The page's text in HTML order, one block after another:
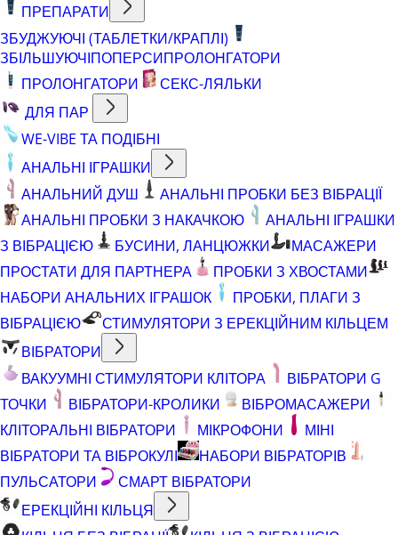
ПРЕПАРАТИ
ЗБУДЖУЮЧІ (ТАБЛЕТКИ/КРАПЛІ)
ЗБІЛЬШУЮЧІПОПЕРСИПРОЛОНГАТОРИ
ПРОЛОНГАТОРИ
СЕКС-ЛЯЛЬКИ
ДЛЯ ПАР
WE-VIBE ТА ПОДІБНІ
АНАЛЬНІ ІГРАШКИ
АНАЛЬНИЙ ДУШ
АНАЛЬНІ ПРОБКИ БЕЗ ВІБРАЦІЇ
АНАЛЬНІ ПРОБКИ З НАКАЧКОЮ
АНАЛЬНІ ІГРАШКИ
З ВІБРАЦІЄЮ
БУСИНИ, ЛАНЦЮЖКИ
МАСАЖЕРИ
ПРОСТАТИ ДЛЯ ПАРТНЕРА
ПРОБКИ З ХВОСТАМИ
НАБОРИ АНАЛЬНИХ ІГРАШОК
ПРОБКИ, ПЛАГИ З
ВІБРАЦІЄЮ
СТИМУЛЯТОРИ З ЕРЕКЦІЙНИМ КІЛЬЦЕМ
ВІБРАТОРИ
ВАКУУМНІ СТИМУЛЯТОРИ КЛІТОРА
ВІБРАТОРИ G
ТОЧКИ
ВІБРАТОРИ-КРОЛИКИ
ВІБРОМАСАЖЕРИ
КЛІТОРАЛЬНІ ВІБРАТОРИ
МІКРОФОНИ
МІНІ
ВІБРАТОРИ ТА ВІБРОКУЛІ
НАБОРИ ВІБРАТОРІВ
ПУЛЬСАТОРИ
СМАРТ ВІБРАТОРИ
ЕРЕКЦІЙНІ КІЛЬЦЯ